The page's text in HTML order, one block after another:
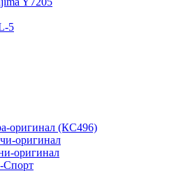
5
оригинал (КС496)
оригинал
оригинал
Спорт